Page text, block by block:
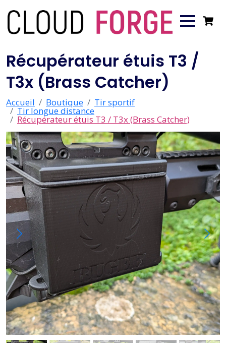
Récupérateur étuis T3 /
T3x (Brass Catcher)
Accueil Boutique Tir sportif
Tir longue distance
Récupérateur étuis T3 / T3x (Brass Catcher)